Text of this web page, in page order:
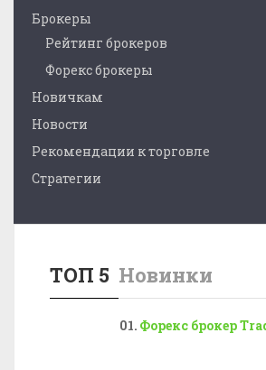
Брокеры
Рейтинг брокеров
Форекс брокеры
Новичкам
Новости
Рекомендации к торговле
Стратегии
ТОП 5 Новинки
Форекс брокер